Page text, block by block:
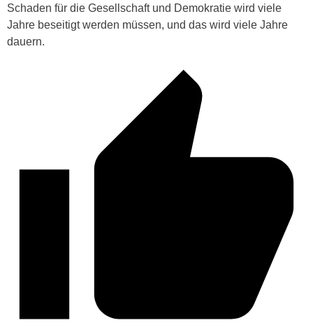
Schaden für die Gesellschaft und Demokratie wird viele
Jahre beseitigt werden müssen, und das wird viele Jahre
dauern.